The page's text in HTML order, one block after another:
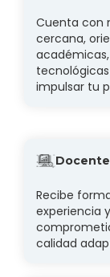
Cuenta con
cercana,
impulsar tu
Recibe
experiencia
calidad